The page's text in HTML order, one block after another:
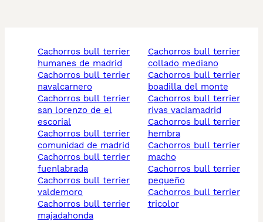
cachorros bull terrier
humanes de madrid
cachorros bull terrier
navalcarnero
cachorros bull terrier
san lorenzo de el
escorial
cachorros bull terrier
comunidad de madrid
cachorros bull terrier
fuenlabrada
cachorros bull terrier
valdemoro
cachorros bull terrier
majadahonda
cachorros bull terrier
collado mediano
cachorros bull terrier
boadilla del monte
cachorros bull terrier
rivas vaciamadrid
cachorros bull terrier
hembra
cachorros bull terrier
macho
cachorros bull terrier
pequeño
cachorros bull terrier
tricolor